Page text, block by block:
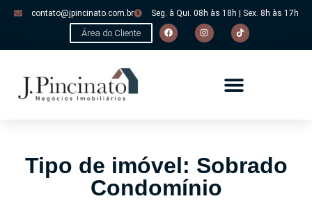
contato@jpincinato.com.br Seg. à Qui. 08h às 18h | Sex. 8h às 17h
Área do Cliente
Tipo de imóvel: Sobrado
Condomínio